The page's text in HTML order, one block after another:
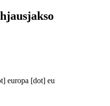
europa [dot] eu